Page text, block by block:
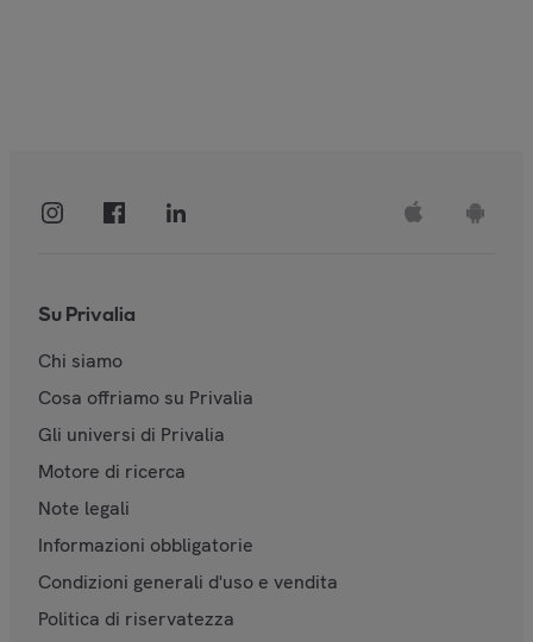
Su Privalia
Chi siamo
Cosa offriamo su Privalia
Gli universi di Privalia
Motore di ricerca
Note legali
Informazioni obbligatorie
Condizioni generali d'uso e vendita
Politica di riservatezza